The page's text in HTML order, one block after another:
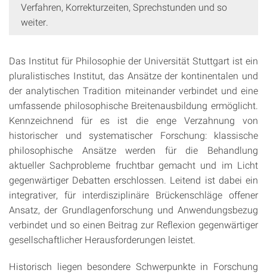
Verfahren, Korrekturzeiten, Sprechstunden und so
weiter.
Das Institut für Philosophie der Universität Stuttgart ist ein
pluralistisches Institut, das Ansätze der kontinentalen und
der analytischen Tradition miteinander verbindet und eine
umfassende philosophische Breitenausbildung ermöglicht.
Kennzeichnend für es ist die enge Verzahnung von
historischer und systematischer Forschung: klassische
philosophische Ansätze werden für die Behandlung
aktueller Sachprobleme fruchtbar gemacht und im Licht
gegenwärtiger Debatten erschlossen. Leitend ist dabei ein
integrativer, für interdisziplinäre Brückenschläge offener
Ansatz, der Grundlagenforschung und Anwendungsbezug
verbindet und so einen Beitrag zur Reflexion gegenwärtiger
gesellschaftlicher Herausforderungen leistet.
Historisch liegen besondere Schwerpunkte in Forschung